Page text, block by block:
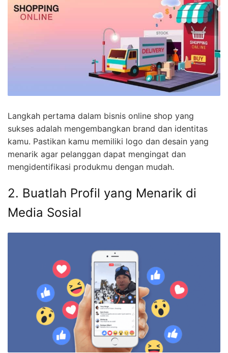
Langkah pertama dalam bisnis online shop yang
sukses adalah mengembangkan brand dan identitas
kamu. Pastikan kamu memiliki logo dan desain yang
menarik agar pelanggan dapat mengingat dan
mengidentifikasi produkmu dengan mudah.
2. Buatlah Profil yang Menarik di
Media Sosial